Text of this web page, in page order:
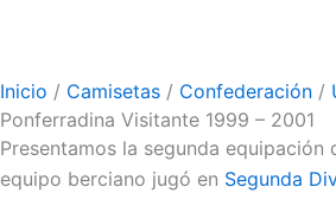
Inicio / Camisetas / Confederación /
Ponferradina Visitante 1999 – 2001
Presentamos la segunda equipación
equipo berciano jugó en Segunda